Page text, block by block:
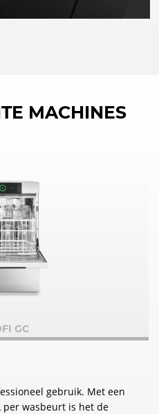
MACHINES
GC
gebruik. Met een
per wasbeurt is het de